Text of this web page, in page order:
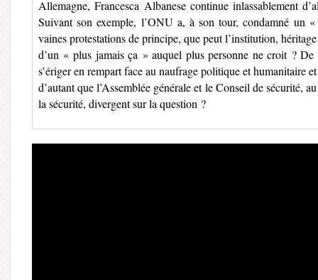
Allemagne, Francesca Albanese continue inlassablement
Suivant son exemple, l’ONU a, à son tour, condamné un
vaines protestations de principe, que peut l’institution,
d’un « plus jamais ça » auquel plus personne ne croit ?
s’ériger en rempart face au naufrage politique et humanitaire
d’autant que l’Assemblée générale et le Conseil de sécurité,
la sécurité, divergent sur la question ?